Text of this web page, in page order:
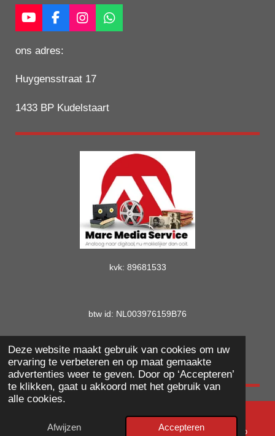
Deze website maakt gebruik van cookies om uw
ervaring te verbeteren en op maat gemaakte
advertenties weer te geven. Door op ‘Accepteren’
te klikken, gaat u akkoord met het gebruik van
alle cookies.
Afwijzen Accepteren
Y
o
u
b
F
a
c
o
k
I
n
g
a
W
h
p
ons adres:
Huygensstraat 17
1433 BP Kudelstaart
kvk: 89681533
btw id: NL003976159B76
© marcmediaservice.nl
E-mailadres Telefoonnummer WhatsApp